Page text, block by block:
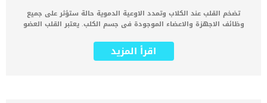
تضخم القلب عند الكلاب وتمدد الاوعية الدموية حالة ستؤثر على جميع
وظائف الاجهزة والاعضاء الموجودة فى جسم الكلب. يعتبر القلب العضو
القلب هو المسؤول عن ضخ الدم الذى يساعد الاعضاء على القيام
بوظائفها, واى خلل يصيب القلب سيؤثر بالتبعية على الاعضاء والاجهزة
اقرأ المزيد